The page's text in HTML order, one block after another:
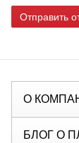
Отправить
О
БЛОГ О